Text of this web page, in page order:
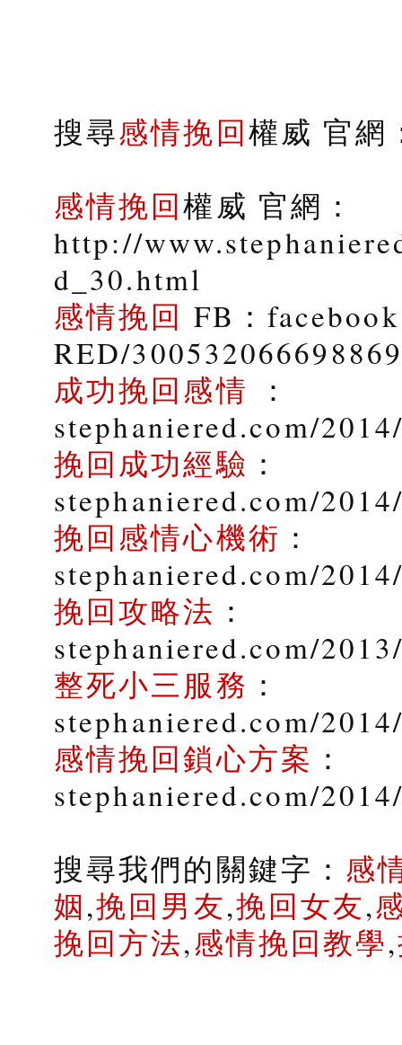
搜尋感情挽回權威 官網
感情挽回權威 官網：
http://
d_30.html
感情挽回 FB：
RED/300532066698869
成功挽回感情 ：
stephaniered.com/
挽回成功經驗 ：
stephaniered.com/
挽回感情心機術 ：
stephaniered.com/
挽回攻略法 ：
stephaniered.com/
整死小三服務 ：
stephaniered.com/
感情挽回鎖心方案 ：
stephaniered.com/
搜尋我們的關鍵字： 感
姻,挽回男友,挽回女友,
挽回方法,感情挽回教學,